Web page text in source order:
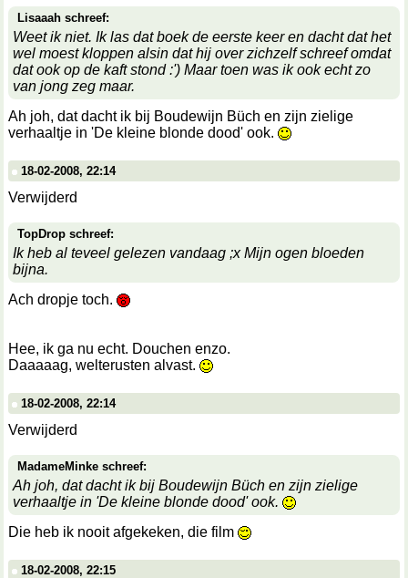
Lisaaah schreef:
Weet ik niet. Ik las dat boek de eerste keer en dacht dat het
wel moest kloppen alsin dat hij over zichzelf schreef omdat
dat ook op de kaft stond :') Maar toen was ik ook echt zo
van jong zeg maar.
Ah joh, dat dacht ik bij Boudewijn Büch en zijn zielige
verhaaltje in 'De kleine blonde dood' ook.
18-02-2008, 22:14
Verwijderd
TopDrop schreef:
Ik heb al teveel gelezen vandaag ;x Mijn ogen bloeden
bijna.
Ach dropje toch.
Hee, ik ga nu echt. Douchen enzo.
Daaaaag, welterusten alvast.
18-02-2008, 22:14
Verwijderd
MadameMinke schreef:
Ah joh, dat dacht ik bij Boudewijn Büch en zijn zielige
verhaaltje in 'De kleine blonde dood' ook.
Die heb ik nooit afgekeken, die film
18-02-2008, 22:15